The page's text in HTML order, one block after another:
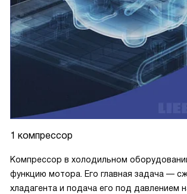
1 компрессор
Компрессор в холодильном
функцию мотора. Его главная задача —
хладагента и подача его под давлением